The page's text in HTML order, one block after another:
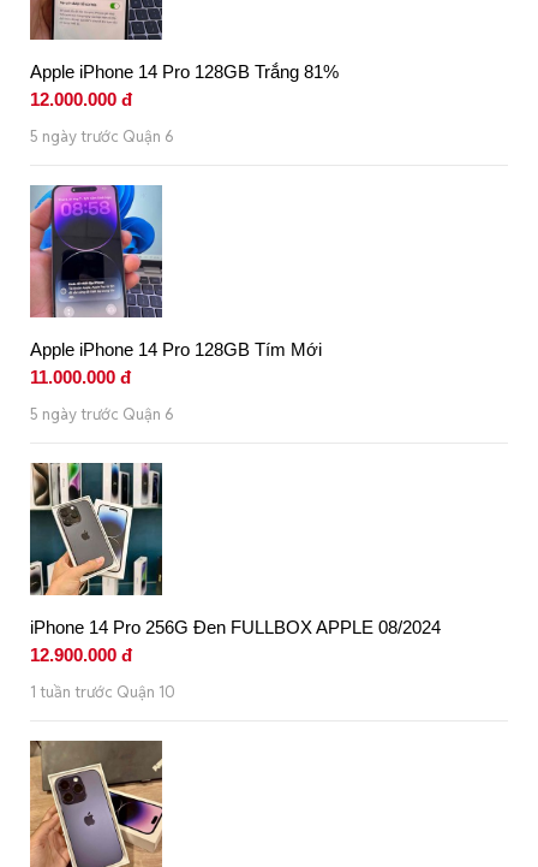
Apple iPhone 14 Pro 128GB Trắng 81%
12.000.000 đ
5 ngày trước Quận 6
Apple iPhone 14 Pro 128GB Tím Mới
11.000.000 đ
5 ngày trước Quận 6
iPhone 14 Pro 256G Đen FULLBOX APPLE 08/2024
12.900.000 đ
1 tuần trước Quận 10